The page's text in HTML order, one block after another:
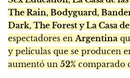
The Rain, Bodyguard,
Dark, The Forest y La Casa
espectadores en Argentina
y películas que se producen
aumentó un 52% comparado